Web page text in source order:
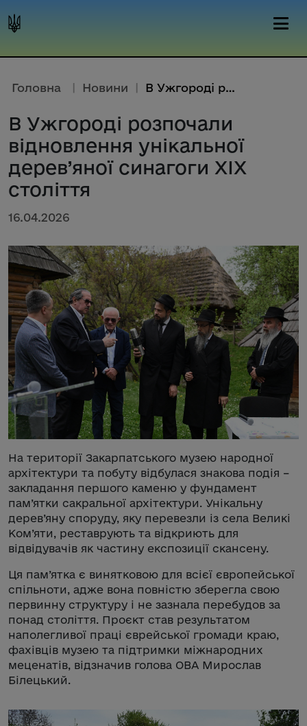
Головна | Новини | В Ужгороді розпочали відновлен...
В Ужгороді розпочали
відновлення унікальної
дерев’яної синагоги XIX
століття
16.04.2026
На території Закарпатського музею народної
архітектури та побуту відбулася знакова подія –
закладання першого каменю у фундамент
пам’ятки сакральної архітектури. Унікальну
дерев’яну споруду, яку перевезли із села Великі
Ком’яти, реставрують та відкриють для
відвідувачів як частину експозиції скансену.
Ця пам’ятка є винятковою для всієї європейської
спільноти, адже вона повністю зберегла свою
первинну структуру і не зазнала перебудов за
понад століття. Проєкт став результатом
наполегливої праці єврейської громади краю,
фахівців музею та підтримки міжнародних
меценатів, відзначив голова ОВА Мирослав
Білецький.